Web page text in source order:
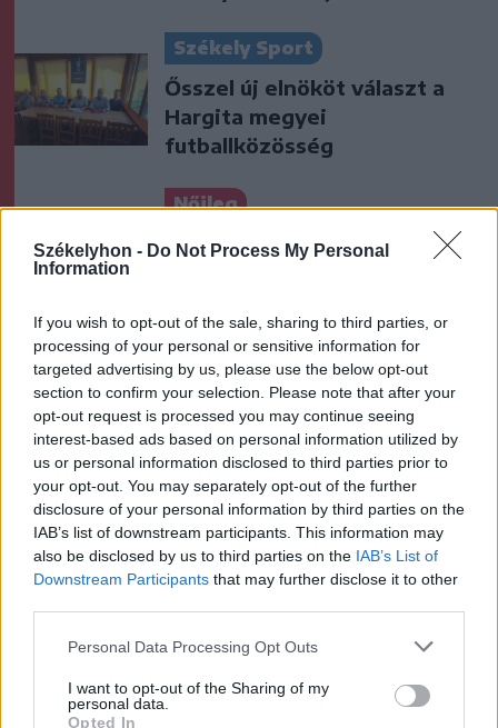
Székelyhon - Do Not Process My Personal
Information
If you wish to opt-out of the sale, sharing to third parties, or
processing of your personal or sensitive information for
targeted advertising by us, please use the below opt-out
section to confirm your selection. Please note that after your
opt-out request is processed you may continue seeing
interest-based ads based on personal information utilized by
us or personal information disclosed to third parties prior to
your opt-out. You may separately opt-out of the further
disclosure of your personal information by third parties on the
IAB’s list of downstream participants. This information may
also be disclosed by us to third parties on the IAB’s List of
Downstream Participants that may further disclose it to other
Personal Data Processing Opt Outs
I want to opt-out of the Sharing of my
personal data.
Opted In
Székely Sport
Ősszel új elnököt választ a
Hargita megyei
futballközösség
Nőileg
Sándor Ella: Na, indíts, s
A rovat további cikkei